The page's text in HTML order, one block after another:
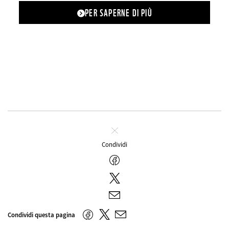
PER SAPERNE DI PIÙ
Chiudi
Condividi
Facebook
Twitter
E-
mail
Condividi questa pagina FacebookTwitter
E-